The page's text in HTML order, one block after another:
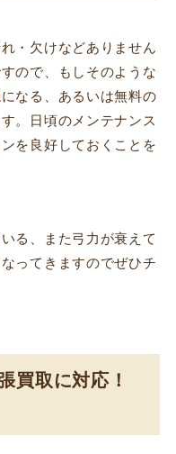
・欠けなどありません
ので、もしそのような
になる、あるいは無料の
。日頃のメンテナンス
を良好しておくことを
る、また弓力が衰えて
ってきますのでぜひチ
買取に対応！